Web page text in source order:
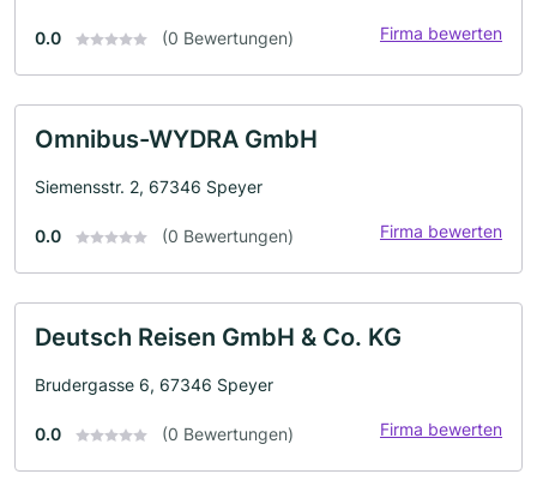
0.0 (0 Bewertungen) Firma bewerten
Omnibus-WYDRA GmbH
Siemensstr. 2, 67346 Speyer
0.0 (0 Bewertungen) Firma bewerten
Deutsch Reisen GmbH & Co. KG
Brudergasse 6, 67346 Speyer
0.0 (0 Bewertungen) Firma bewerten